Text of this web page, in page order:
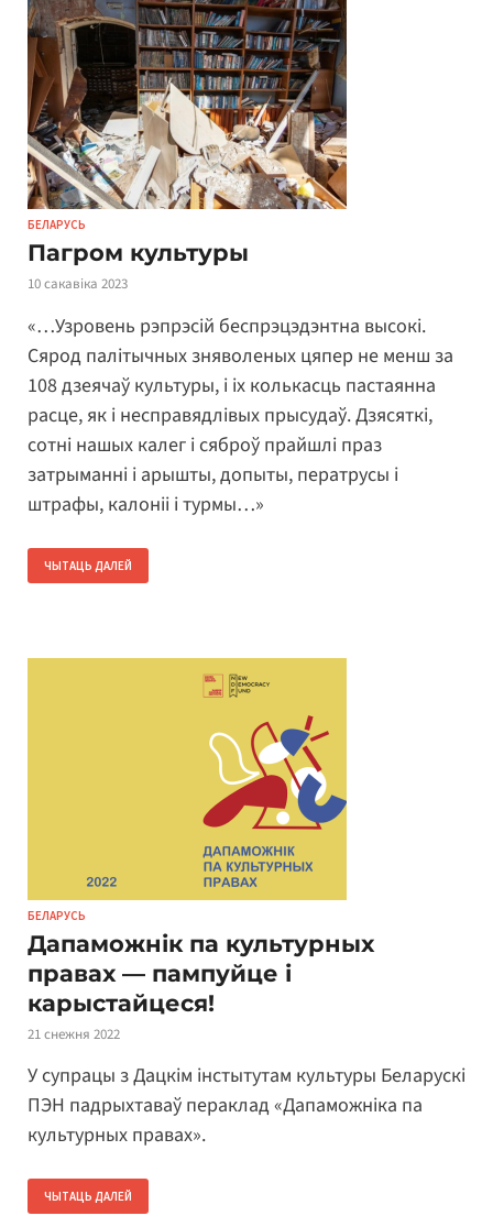
БЕЛАРУСЬ
Пагром культуры
10 сакавіка 2023
«…Узровень рэпрэсій беспрэцэдэнтна высокі.
Сярод палітычных зняволеных цяпер не менш за
108 дзеячаў культуры, і іх колькасць пастаянна
расце, як і несправядлівых прысудаў. Дзясяткі,
сотні нашых калег і сяброў прайшлі праз
затрыманні і арышты, допыты, ператрусы і
штрафы, калоніі і турмы…»
ЧЫТАЦЬ ДАЛЕЙ
БЕЛАРУСЬ
Дапаможнік па культурных
правах — пампуйце і
карыстайцеся!
21 снежня 2022
У супрацы з Дацкім інстытутам культуры Беларускі
ПЭН падрыхтаваў пераклад «Дапаможніка па
культурных правах».
ЧЫТАЦЬ ДАЛЕЙ